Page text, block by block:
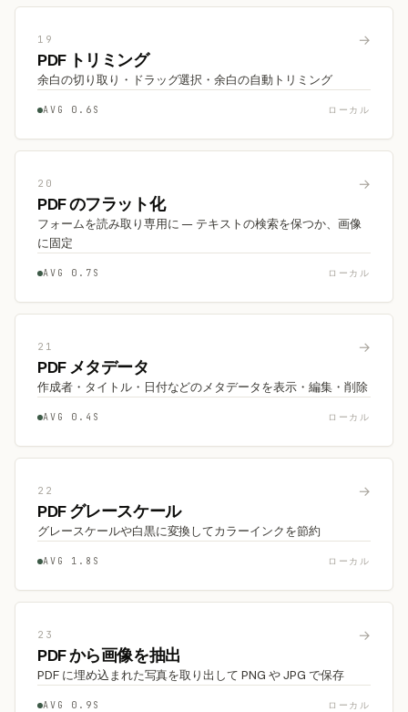
19 →
PDF トリミング
余白の切り取り・ドラッグ選択・余白の自動トリミング
AVG 0.6S ローカル
20 →
PDF のフラット化
フォームを読み取り専用に — テキストの検索を保つか、画像
に固定
AVG 0.7S ローカル
21 →
PDF メタデータ
作成者・タイトル・日付などのメタデータを表示・編集・削除
AVG 0.4S ローカル
22 →
PDF グレースケール
グレースケールや白黒に変換してカラーインクを節約
AVG 1.8S ローカル
23 →
PDF から画像を抽出
PDF に埋め込まれた写真を取り出して PNG や JPG で保存
AVG 0.9S ローカル